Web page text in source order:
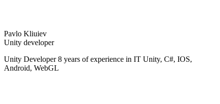
Pavlo Kliuiev
Unity developer
Unity Developer 8 years of experience in IT Unity, C#, IOS,
Android, WebGL